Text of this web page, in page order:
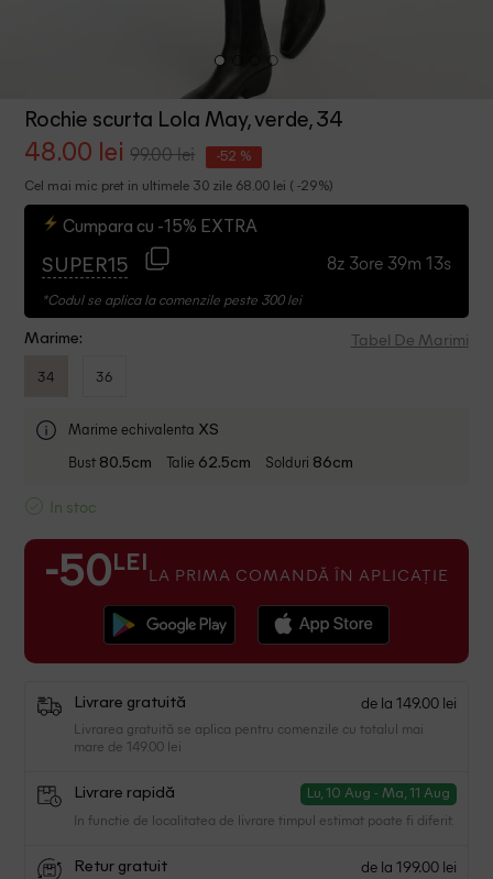
Rochie scurta Lola May, verde, 34
48.00 lei 99.00 lei -52 %
Cel mai mic pret in ultimele 30 zile 68.00 lei ( -29%)
Cumpara cu -15% EXTRA
SUPER15 8z 3ore 39m 13s
*Codul se aplica la comenzile peste 300 lei
Marime: Tabel De Marimi
34 36
Marime echivalenta XS
Bust 80.5cm Talie 62.5cm Solduri 86cm
In stoc
-50 LEI LA PRIMA COMANDĂ ÎN APLICAȚIE
Livrare gratuită de la 149.00 lei
Livrarea gratuită se aplica pentru comenzile cu totalul mai
mare de 149.00 lei
Livrare rapidă Lu, 10 Aug - Ma, 11 Aug
In functie de localitatea de livrare timpul estimat poate fi diferit.
Retur gratuit de la 199.00 lei